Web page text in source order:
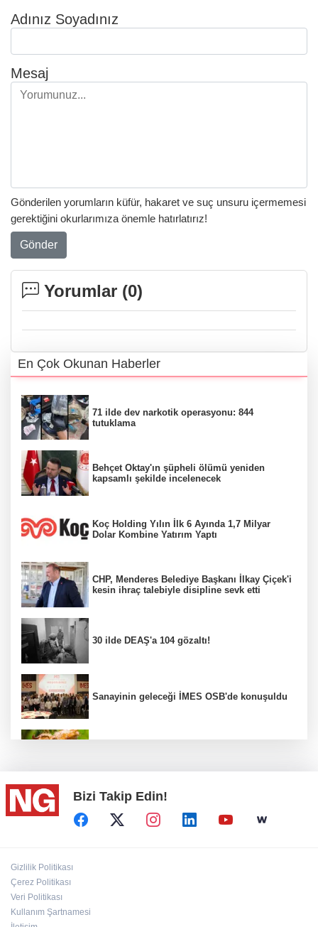
Adınız Soyadınız
Mesaj
Gönderilen yorumların küfür, hakaret ve suç unsuru içermemesi
gerektiğini okurlarımıza önemle hatırlatırız!
Gönder
Yorumlar (0)
En Çok Okunan Haberler
71 ilde dev narkotik operasyonu: 844
tutuklama
Behçet Oktay'ın şüpheli ölümü yeniden
kapsamlı şekilde incelenecek
Koç Holding Yılın İlk 6 Ayında 1,7 Milyar
Dolar Kombine Yatırım Yaptı
CHP, Menderes Belediye Başkanı İlkay Çiçek'i
kesin ihraç talebiyle disipline sevk etti
30 ilde DEAŞ'a 104 gözaltı!
Sanayinin geleceği İMES OSB'de konuşuldu
Türkiye, Suudi Arabistan ve Pakistan ortak
savunma anlaşması...
Bizi Takip Edin!
Gizlilik Politikası
Çerez Politikası
Veri Politikası
Kullanım Şartnamesi